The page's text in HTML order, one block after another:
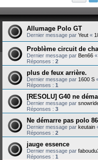
Allumage Polo GT
Dernier message par Yeut «
Problème circuit de
Dernier message par Ben66 «
Réponses : 2
plus de feux arrière.
Dernier message par 1600 S
Réponses : 1
[RESOLU] G40 ne
Dernier message par
Réponses : 3
Ne démarre pas polo
Dernier message par keutain
Réponses : 2
jauge essence
Dernier message par
Réponses : 1